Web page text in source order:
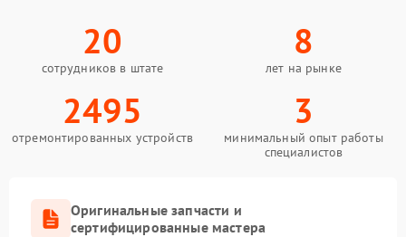
20
сотрудников в штате
8
лет на рынке
2495
отремонтированных устройств
3
минимальный опыт работы
специалистов
Оригинальные запчасти и
сертифицированные мастера